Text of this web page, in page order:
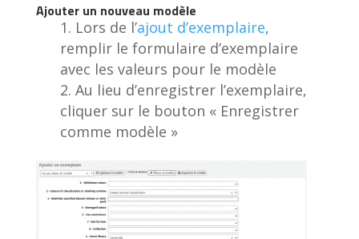
Ajouter un nouveau modèle
Lors de l’ajout d’exemplaire,
remplir le formulaire d’exemplaire
avec les valeurs pour le modèle
Au lieu d’enregistrer l’exemplaire,
cliquer sur le bouton « Enregistrer
comme modèle »